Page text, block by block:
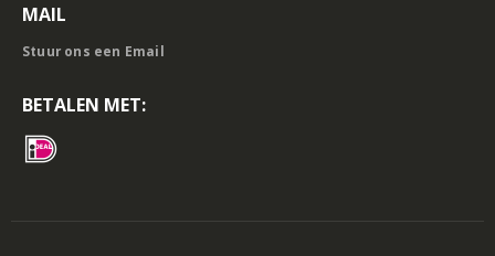
MAIL
Stuur ons een Email
BETALEN MET: